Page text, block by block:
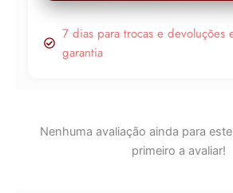
7 dias para trocas e devoluções
garantia
Nenhuma avaliação ainda para
primeiro a avaliar!